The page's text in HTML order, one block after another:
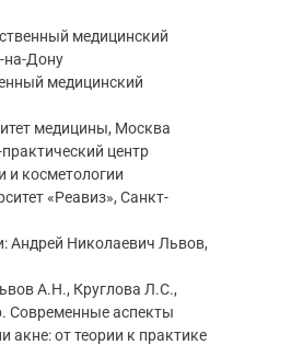
медицинский
на-Дону
медицинский
медицины, Москва
центр
и косметологии
«Реавиз», Санкт-
Андрей Николаевич Львов,
А.Н., Круглова Л.С.,
Современные аспекты
акне: от теории к практике